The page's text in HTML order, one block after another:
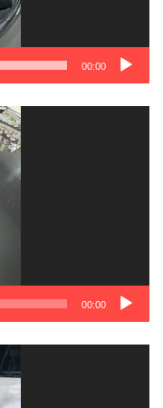
00:00
00:00